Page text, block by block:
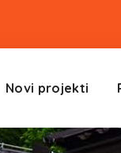
Novi projekti